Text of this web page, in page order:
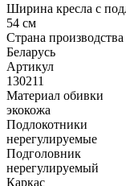
Ширина кресла с
54 см
Страна производства
Беларусь
Артикул
130211
Материал обивки
экокожа
Подлокотники
нерегулируемые
Подголовник
нерегулируемый
Каркас